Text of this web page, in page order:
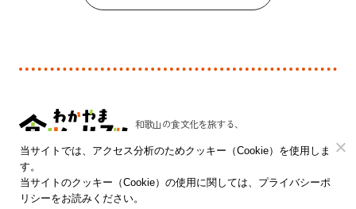
和歌山の食文化を旅する、
和歌山県 農林水産部 農林水産政策局 食品流通課
〒640-8585 和歌山市小松原通一丁目1番地
当サイトでは、アクセス分析のためクッキー（Cookie）を使用しま
す。
当サイトのクッキー（Cookie）の使用に関しては、プライバシーポ
リシーをお読みください。